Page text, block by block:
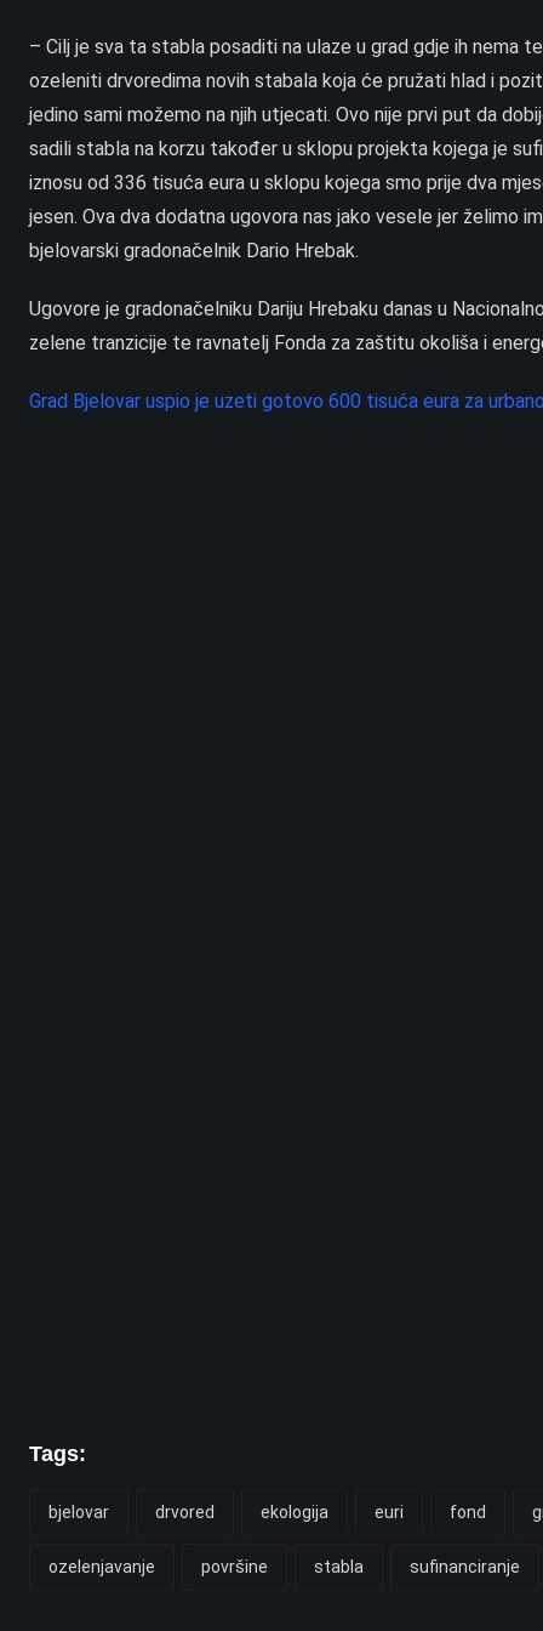
– Cilj je sva ta stabla posaditi na ulaze u grad gdje ih nema
ozeleniti drvoredima novih stabala koja će pružati hlad i
jedino sami možemo na njih utjecati. Ovo nije prvi put da
sadili stabla na korzu također u sklopu projekta kojega je
iznosu od 336 tisuća eura u sklopu kojega smo prije dva
jesen. Ova dva dodatna ugovora nas jako vesele jer želimo
bjelovarski gradonačelnik Dario Hrebak.
Ugovore je gradonačelniku Dariju Hrebaku danas u
zelene tranzicije te ravnatelj Fonda za zaštitu okoliša i
Grad Bjelovar uspio je uzeti gotovo 600 tisuća eura za
Tags:
bjelovar drvored ekologija euri fond
ozelenjavanje površine stabla sufinanciranje